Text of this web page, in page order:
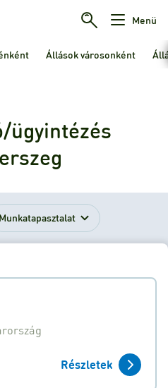
Menü
Állások városonként
ügyintézés
Munkatapasztalat
Részletek